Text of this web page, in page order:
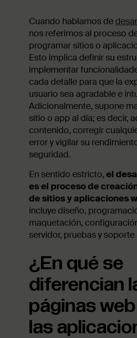
Cuando hablamos de
nos referimos al proceso
programar sitios o
Esto implica definir su
implementar
cada detalle para que la
usuario sea agradable e
Adicionalmente, supone
sitio o app al día; es decir,
contenido, corregir
error y vigilar su
seguridad.
En sentido estricto, el
es el proceso de
de sitios y aplicaciones
incluye diseño,
maquetación,
servidor, pruebas y
¿En qué se
diferencian
páginas
las